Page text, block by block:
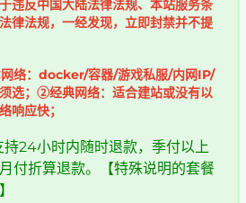
违反中国大陆法律法规、本站服务条
律法规，一经发现，立即封禁并不提
络：docker/容器/游戏私服/内网IP/
选；②经典网络：适合建站或没有以
响应快；
持24小时内随时退款，季付以上
付折算退款。【特殊说明的套餐